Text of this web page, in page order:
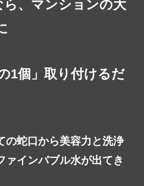
ら、マンションの大
1個」取り付けるだ
の蛇口から美容力と洗浄
ァインバブル水が出てき